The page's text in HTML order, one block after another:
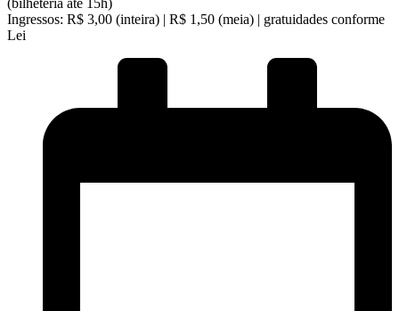
(bilheteria até 15h)
Ingressos: R$ 3,00 (inteira) | R$ 1,50 (meia) | gratuidades conforme
Lei